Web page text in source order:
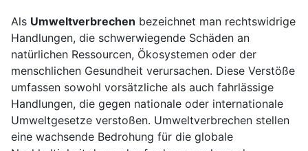
Als Umweltverbrechen bezeichnet man rechtswidrige
Handlungen, die schwerwiegende Schäden an
natürlichen Ressourcen, Ökosystemen oder der
menschlichen Gesundheit verursachen. Diese Verstöße
umfassen sowohl vorsätzliche als auch fahrlässige
Handlungen, die gegen nationale oder internationale
Umweltgesetze verstoßen. Umweltverbrechen stellen
eine wachsende Bedrohung für die globale